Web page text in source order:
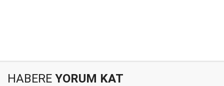
HABERE YORUM KAT